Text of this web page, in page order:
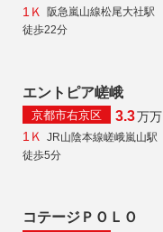
1Ｋ
阪急嵐山線松尾大社駅
徒歩22分
エントピア嵯峨
京都市右京区 3.3万
1Ｋ JR山陰本線嵯峨嵐山駅
徒歩5分
コテージＰＯＬＯ